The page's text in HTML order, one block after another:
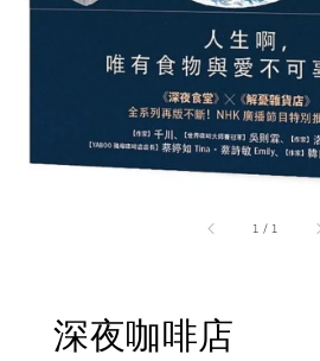
1 / 1
深夜咖啡店